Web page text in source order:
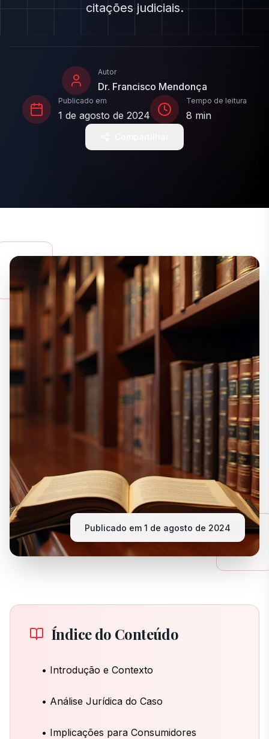
citações judiciais.
Autor
Dr. Francisco Mendonça
Publicado em
1 de agosto de 2024
Tempo de leitura
8 min
Publicado em 1 de agosto de 2024
Índice do Conteúdo
• Introdução e Contexto
• Análise Jurídica do Caso
• Implicações para Consumidores